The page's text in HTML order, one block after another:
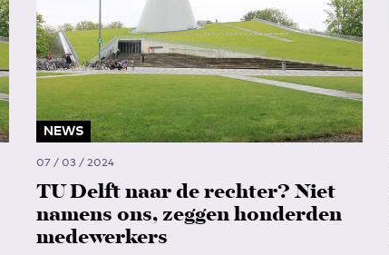
NEWS
07 / 03 / 2024
TU Delft naar de rechter? Niet
namens ons, zeggen honderden
medewerkers